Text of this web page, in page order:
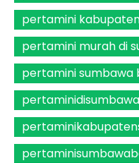
pertamini
pertamini murah di
pertamini sumbawa